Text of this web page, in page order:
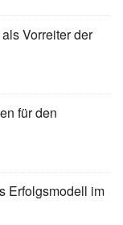
Vorreiter der
für den
Erfolgsmodell im